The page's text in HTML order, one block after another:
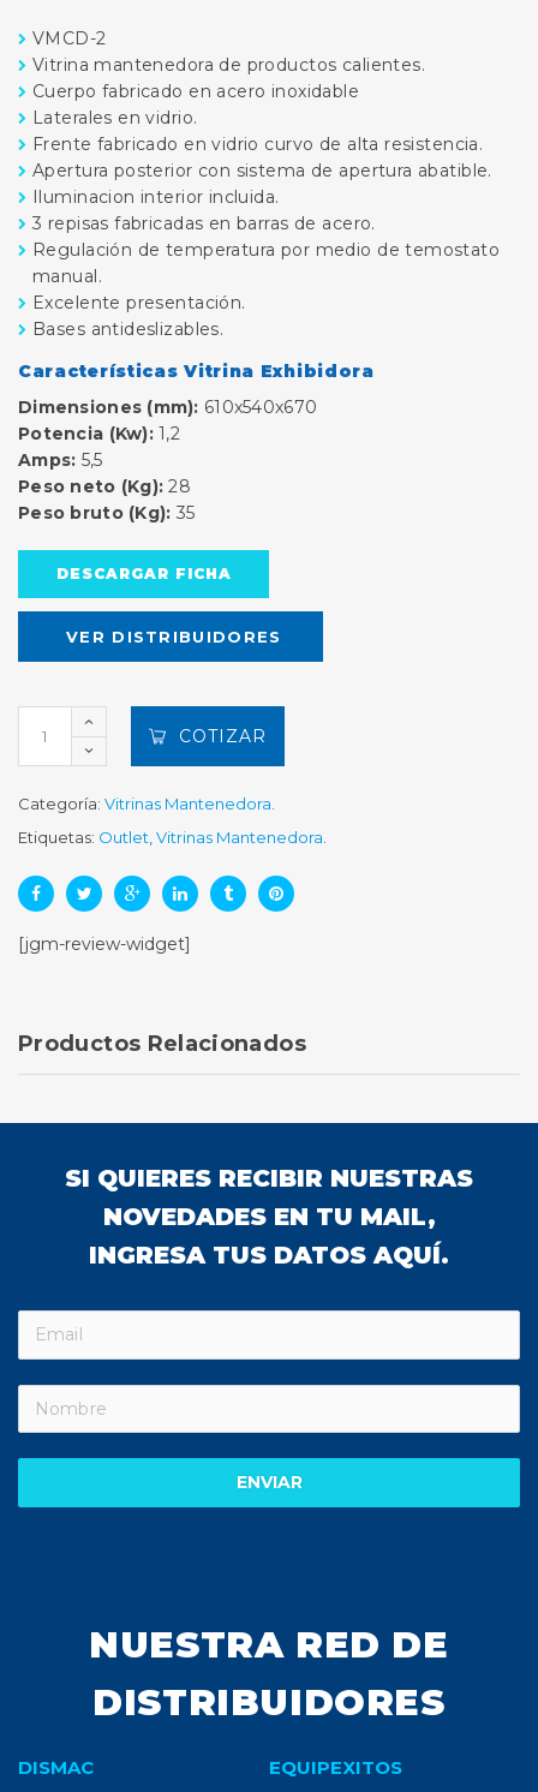
VMCD-2
Vitrina mantenedora de productos calientes.
Cuerpo fabricado en acero inoxidable
Laterales en vidrio.
Frente fabricado en vidrio curvo de alta resistencia.
Apertura posterior con sistema de apertura abatible.
Iluminacion interior incluida.
3 repisas fabricadas en barras de acero.
Regulación de temperatura por medio de temostato
manual.
Excelente presentación.
Bases antideslizables.
Características Vitrina Exhibidora
Dimensiones (mm): 610x540x670
Potencia (Kw):1,2
Amps: 5,5
Peso neto (Kg): 28
Peso bruto (Kg): 35
DESCARGAR FICHA
VER DISTRIBUIDORES
COTIZAR
Categoría: Vitrinas Mantenedora.
Etiquetas: Outlet,Vitrinas Mantenedora.
[jgm-review-widget]
Productos Relacionados
SI QUIERES RECIBIR NUESTRAS
NOVEDADES EN TU MAIL,
INGRESA TUS DATOS AQUÍ.
ENVIAR
NUESTRA RED DE
DISTRIBUIDORES
DISMAC EQUIPEXITOS